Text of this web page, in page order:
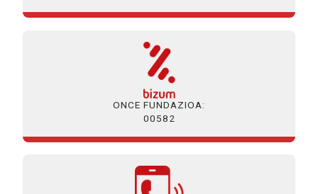
ONCE FUNDAZIOA:
00582